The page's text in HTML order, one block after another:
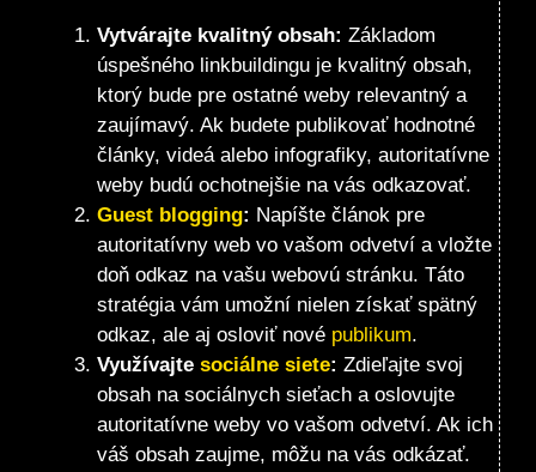
Vytvárajte kvalitný obsah: Základom
úspešného linkbuildingu je kvalitný obsah,
ktorý bude pre ostatné weby relevantný a
zaujímavý. Ak budete publikovať hodnotné
články, videá alebo infografiky, autoritatívne
weby budú ochotnejšie na vás odkazovať.
Guest blogging: Napíšte článok pre
autoritatívny web vo vašom odvetví a vložte
doň odkaz na vašu webovú stránku. Táto
stratégia vám umožní nielen získať spätný
odkaz, ale aj osloviť nové publikum.
Využívajte sociálne siete: Zdieľajte svoj
obsah na sociálnych sieťach a oslovujte
autoritatívne weby vo vašom odvetví. Ak ich
váš obsah zaujme, môžu na vás odkázať.